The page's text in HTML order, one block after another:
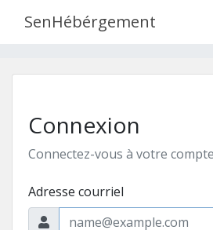
SenHébérgement
Connexion
Connectez-vous à votre
Adresse courriel